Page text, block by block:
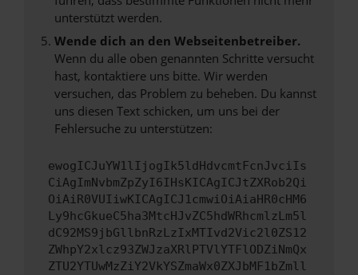
unterstützt werden.
Wende dich an den Webseitenbetreiber.
Wenn du alle oben genannten Schritte versucht
hast, kontaktiere uns bitte. Wir werden
versuchen, das Problem zu beheben. Du kannst
uns diesen Text schicken, um uns bei der
Fehlersuche zu unterstützen:
ewogICJuYW1lIjogIk5ldHdvcmtFcnJvciIs
CiAgImNvbmZpZyI6IHsKICAgICJtZXRob2Qi
OiAiR0VUIiwKICAgICJ1cmwiOiAiaHR0cHM6
Ly9hcGkueC5ha3MtcHJvZC5hdWRhcmlzLm5l
dC92MS9jbGllbnRzLzIxMTIvd2Vic2l0ZS12
ZWhpY2xlcz93ZWJzaXRlPTVlYTFlODZiNmQx
ZTU2YTUwMzZiY2VkYSZmaWx0ZXJbMF1bZmll